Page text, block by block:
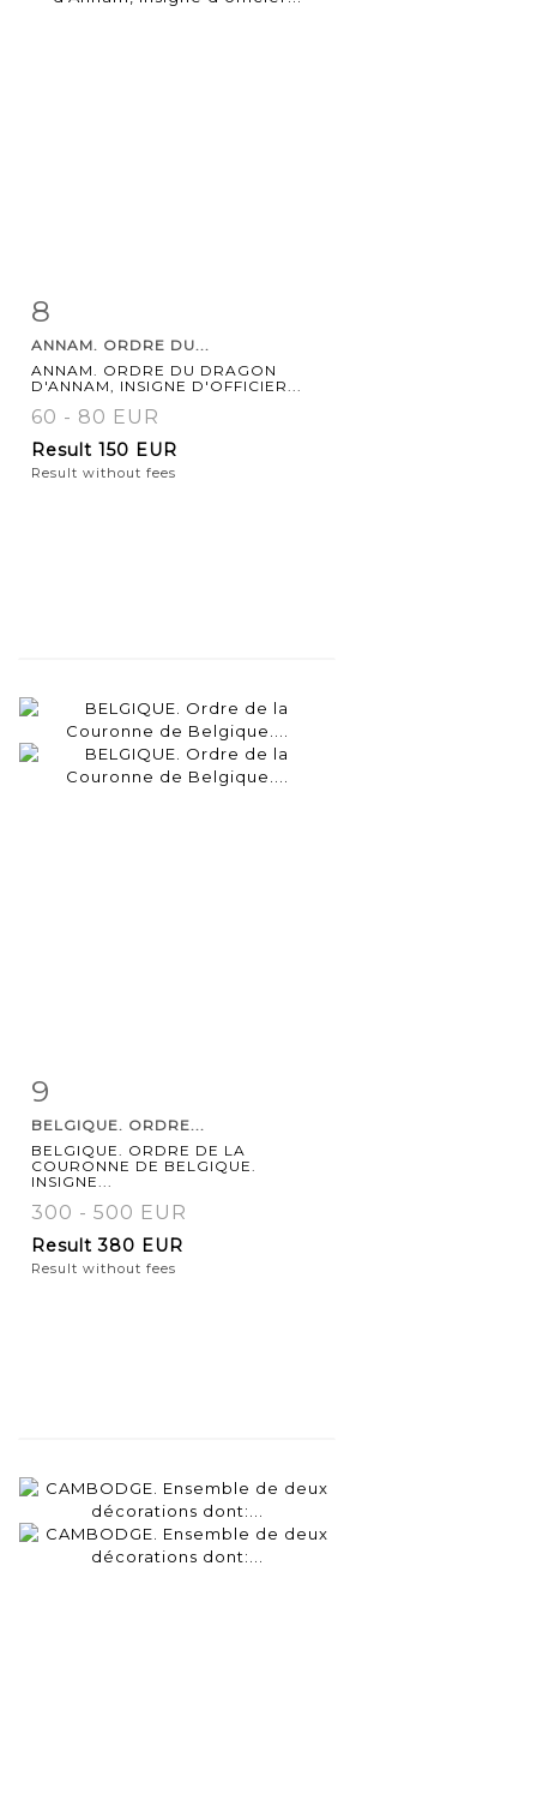
8
ANNAM. ORDRE DU...
ANNAM. ORDRE DU DRAGON
D'ANNAM, INSIGNE D'OFFICIER...
60 - 80 EUR
Result 150 EUR
Result without fees
9
BELGIQUE. ORDRE...
BELGIQUE. ORDRE DE LA
COURONNE DE BELGIQUE.
INSIGNE...
300 - 500 EUR
Result380 EUR
Result without fees